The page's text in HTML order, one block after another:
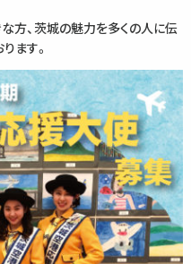
方、茨城の魅力を多くの人に伝
ます。